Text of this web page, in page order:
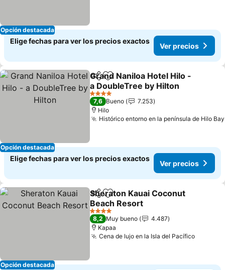
Opción destacada
Elige fechas para ver los precios exactos
Ver precios
Opción destacada
CompartirAgregar a favoritos
Grand Naniloa Hotel Hilo -
a DoubleTree by Hilton
4 Estrellas
7,6 Bueno
7.253
Hilo
Histórico entorno en la península de Hilo Bay
Elige fechas para ver los precios exactos
Ver precios
Opción destacada
CompartirAgregar a favoritos
Sheraton Kauai Coconut
Beach Resort
4 Estrellas
8,2 Muy bueno
4.487
Kapaa
Cena de lujo en la Isla del Pacífico